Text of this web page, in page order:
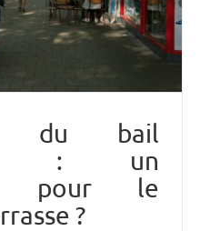
du bail
: un
pour le
?